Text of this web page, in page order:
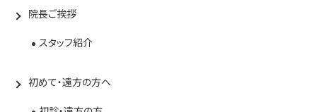
院長ご挨拶
スタッフ紹介
初めて・遠方の方へ